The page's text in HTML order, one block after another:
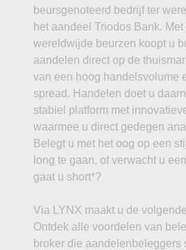
beursgenoteerd bedrijf ter
het aandeel Triodos Bank.
wereldwijde beurzen koopt u
aandelen direct op de
van een hoog handelsvolume
spread. Handelen doet u
stabiel platform met
waarmee u direct gedegen
Belegt u met het oog op een
long te gaan, of verwacht u
gaat u short*?
Via LYNX maakt u de
Ontdek alle voordelen van
broker die aandelenbeleggers